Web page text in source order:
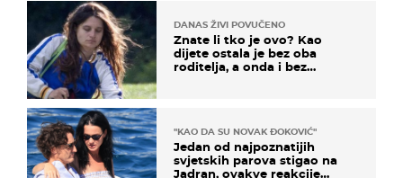
DANAS ŽIVI POVUČENO
Znate li tko je ovo? Kao
dijete ostala je bez oba
roditelja, a onda i bez
"KAO DA SU NOVAK ĐOKOVIĆ"
Jedan od najpoznatijih
svjetskih parova stigao na
Jadran, ovakve reakcije